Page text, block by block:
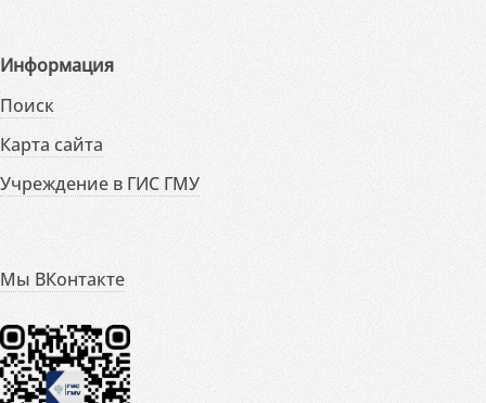
Информация
Поиск
Карта сайта
Учреждение в ГИС ГМУ
Мы ВКонтакте